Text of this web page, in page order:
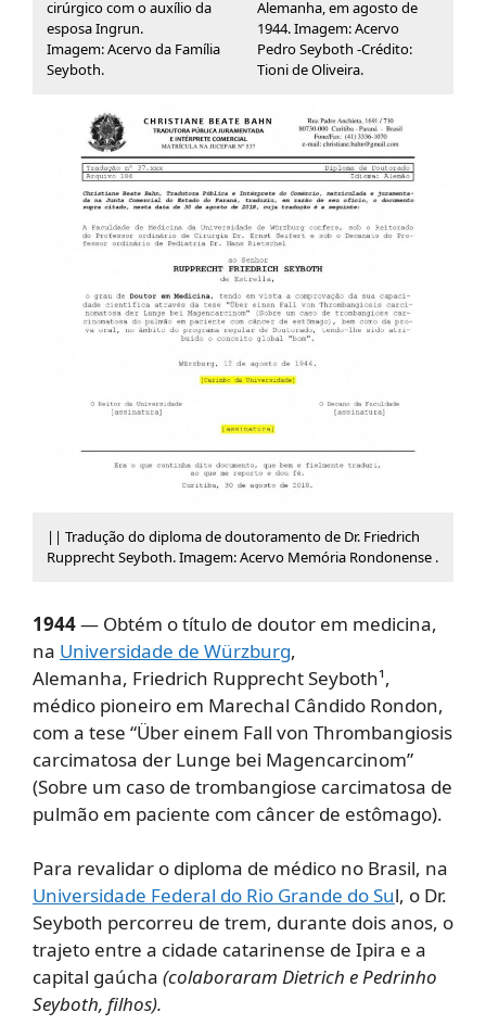
cirúrgico com o auxílio da
esposa Ingrun.
Imagem: Acervo da Família
Seyboth.
Alemanha, em agosto de
1944. Imagem: Acervo
Pedro Seyboth -Crédito:
Tioni de Oliveira.
|| Tradução do diploma de doutoramento de Dr. Friedrich
Rupprecht Seyboth. Imagem: Acervo Memória Rondonense .
1944— Obtém o título de doutor em medicina,
na Universidade de Würzburg,
Alemanha, Friedrich Rupprecht Seyboth¹,
médico pioneiro em Marechal Cândido Rondon,
com a tese “Über einem Fall von Thrombangiosis
carcimatosa der Lunge bei Magencarcinom”
(Sobre um caso de trombangiose carcimatosa de
pulmão em paciente com câncer de estômago).
Para revalidar o diploma de médico no Brasil, na
Universidade Federal do Rio Grande do Sul, o Dr.
Seyboth percorreu de trem, durante dois anos, o
trajeto entre a cidade catarinense de Ipira e a
capital gaúcha (colaboraram Dietrich e Pedrinho
Seyboth, filhos).